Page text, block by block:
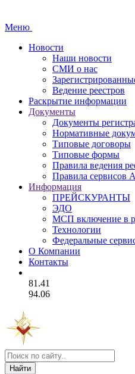
Меню
Новости
Наши новости
СМИ о нас
Ведение реестров
Раскрытие информации
Документы
Документы
Нормативные
Типовые договоры
Типовые формы
Правила ведения
Правила
Информация
ПРЕЙСКУРАНТЫ
ЭДО
МСП включение в
Технологии
Федеральные
О Компании
Контакты
81.41
94.06
Найти